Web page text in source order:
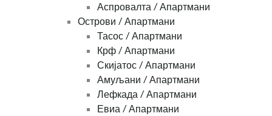
Аспровалта / Апартмани
Острови / Апартмани
Тасос / Апартмани
Крф / Апартмани
Скијатос / Апартмани
Амуљани / Апартмани
Лефкада / Апартмани
Евиа / Апартмани